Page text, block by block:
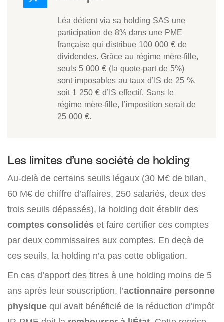
Léa détient via sa holding SAS une
participation de 8% dans une PME
française qui distribue 100 000 € de
dividendes. Grâce au régime mère-fille,
seuls 5 000 € (la quote-part de 5%)
sont imposables au taux d’IS de 25 %,
soit 1 250 € d’IS effectif. Sans le
régime mère-fille, l’imposition serait de
25 000 €.
Les limites d’une société de holding
Au-delà de certains seuils légaux (30 M€ de bilan,
60 M€ de chiffre d’affaires, 250 salariés, deux des
trois seuils dépassés), la holding doit établir des
comptes consolidés et faire certifier ces comptes
par deux commissaires aux comptes. En deçà de
ces seuils, la holding n’a pas cette obligation.
En cas d’apport des titres à une holding moins de 5
ans après leur souscription, l’actionnaire personne
physique qui avait bénéficié de la réduction d’impôt